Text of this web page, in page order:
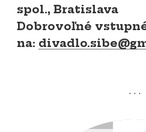
spol., Bratislava
Dobrovoľné
na: